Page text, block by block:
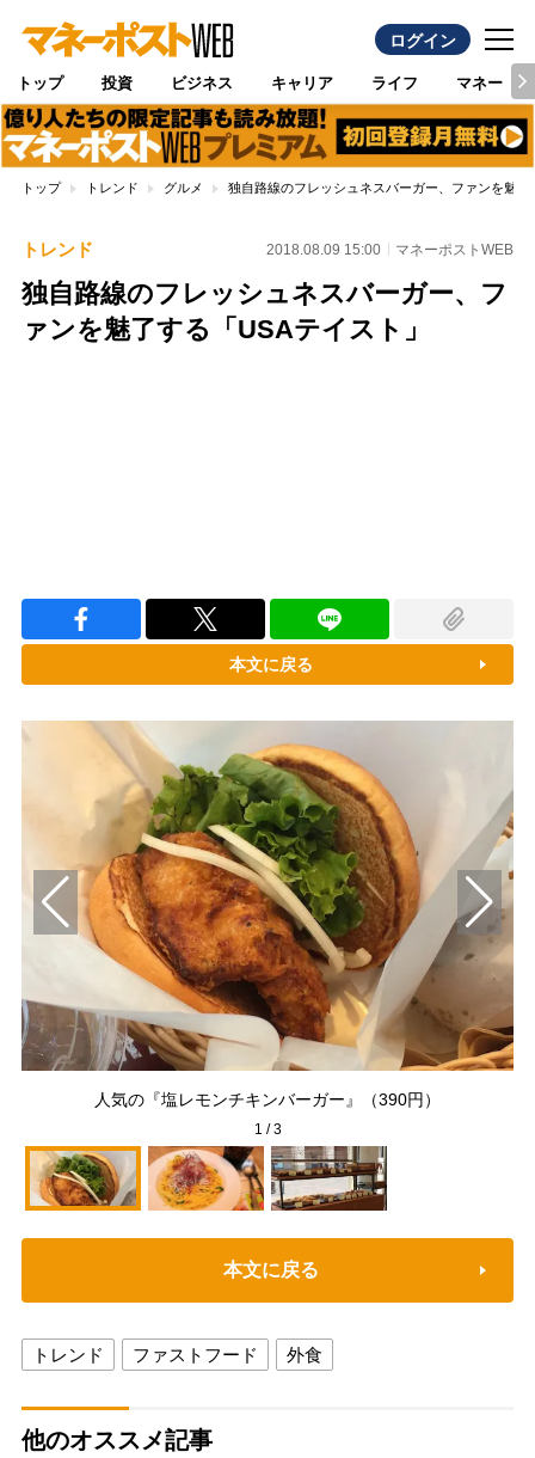
ログイン
トップ 投資 ビジネス キャリア ライフ マネー
トップ トレンド グルメ 独自路線のフレッシュネスバーガー、ファンを魅了
トレンド 2018.08.09 15:00 マネーポストWEB
独自路線のフレッシュネスバーガー、フ
ァンを魅了する「USAテイスト」
本文に戻る
人気の『塩レモンチキンバーガー』（390円）
1 /3
本文に戻る
トレンド ファストフード 外食
他のオススメ記事